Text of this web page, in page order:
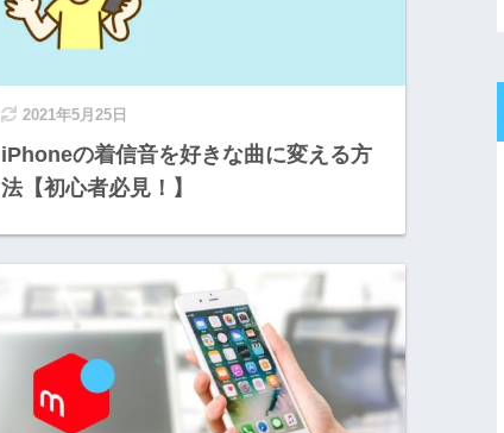
2021年5月25日
iPhoneの着信音を好きな曲に変える方
法【初心者必見！】